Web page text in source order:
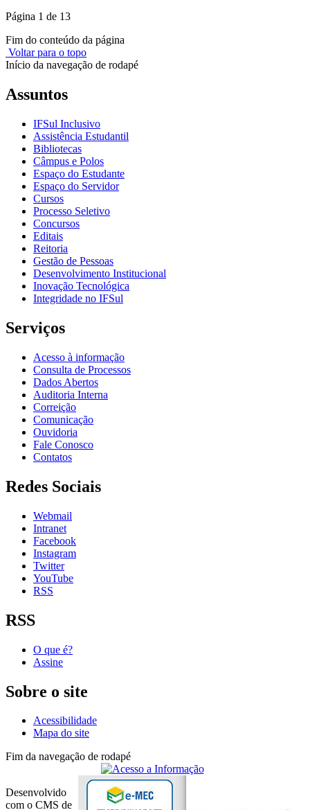
Página 1 de 13
Fim do conteúdo da página
Voltar para o topo
Início da navegação de rodapé
Assuntos
IFSul Inclusivo
Assistência Estudantil
Bibliotecas
Câmpus e Polos
Espaço do Estudante
Espaço do Servidor
Cursos
Processo Seletivo
Concursos
Editais
Reitoria
Gestão de Pessoas
Desenvolvimento Institucional
Inovação Tecnológica
Integridade no IFSul
Serviços
Acesso à informação
Consulta de Processos
Dados Abertos
Auditoria Interna
Correição
Comunicação
Ouvidoria
Fale Conosco
Contatos
Redes Sociais
Webmail
Intranet
Facebook
Instagram
Twitter
YouTube
RSS
RSS
O que é?
Assine
Sobre o site
Acessibilidade
Mapa do site
Fim da navegação de rodapé
Desenvolvido
com o CMS de